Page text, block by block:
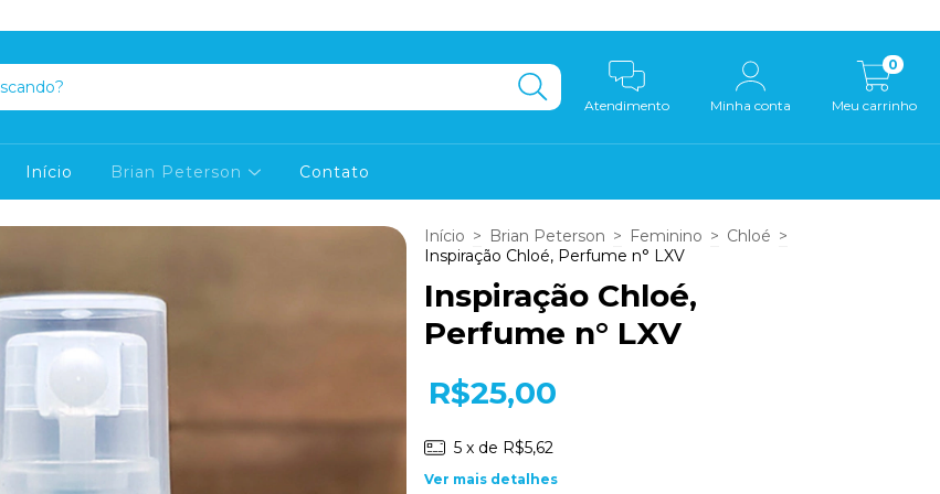
Atendimento Minha conta Meu carrinho
0
Início Brian Peterson Contato
Início > Brian Peterson > Feminino > Chloé >
Inspiração Chloé, Perfume n° LXV
Inspiração Chloé,
Perfume n° LXV
R$25,00
5 x de R$5,62
Ver mais detalhes